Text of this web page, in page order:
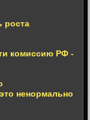
роста
комиссию РФ -
ненормально